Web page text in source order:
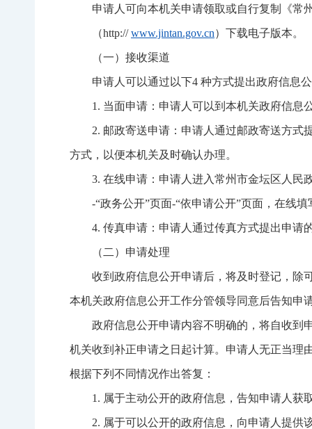
申请人可向本机关申请领取或自行复制《常
（http://www.jintan.gov.cn）下载电子版本。
（一）接收渠道
申请人可以通过以下4 种方式提出政府信息
1. 当面申请：申请人可以到本机关政府信息
2. 邮政寄送申请：申请人通过邮政寄送方式
方式，以便本机关及时确认办理。
3. 在线申请：申请人进入常州市金坛区人民
-“政务公开”页面-“依申请公开”页面，在线
4. 传真申请：申请人通过传真方式提出申请
（二）申请处理
收到政府信息公开申请后，将及时登记，除
本机关政府信息公开工作分管领导同意后告知申
政府信息公开申请内容不明确的，将自收到
机关收到补正申请之日起计算。申请人无正当理
根据下列不同情况作出答复：
1. 属于主动公开的政府信息，告知申请人获
2. 属于可以公开的政府信息，向申请人提供